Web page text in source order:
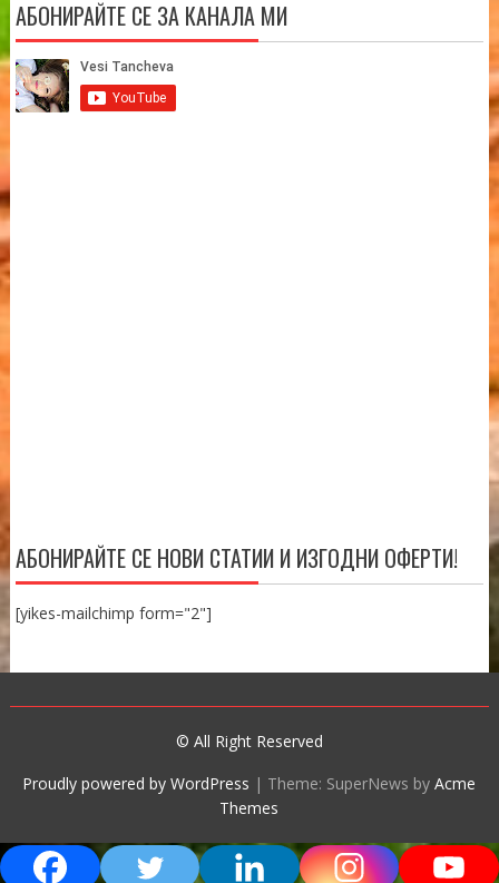
АБОНИРАЙТЕ СЕ ЗА КАНАЛА МИ
АБОНИРАЙТЕ СЕ НОВИ СТАТИИ И ИЗГОДНИ ОФЕРТИ!
[yikes-mailchimp form="2"]
© All Right Reserved
Proudly powered by WordPress | Theme: SuperNews byAcme
Themes